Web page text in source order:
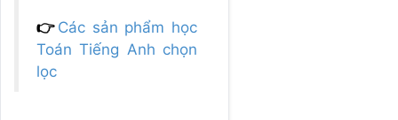
👉 Các sản phẩm học
Toán Tiếng Anh chọn
lọc